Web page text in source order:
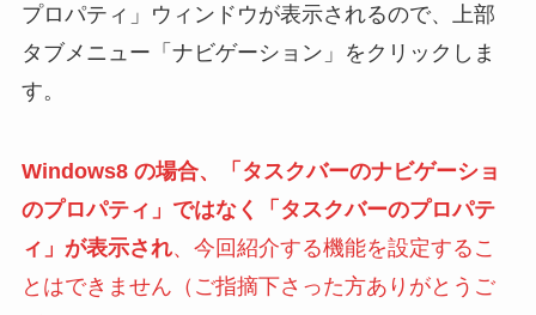
プロパティ」ウィンドウが表示されるので、上部
タブメニュー「ナビゲーション」をクリックしま
す。
Windows8 の場合、「タスクバーのナビゲーショ
のプロパティ」ではなく「タスクバーのプロパテ
ィ」が表示され、今回紹介する機能を設定するこ
とはできません（ご指摘下さった方ありがとうご